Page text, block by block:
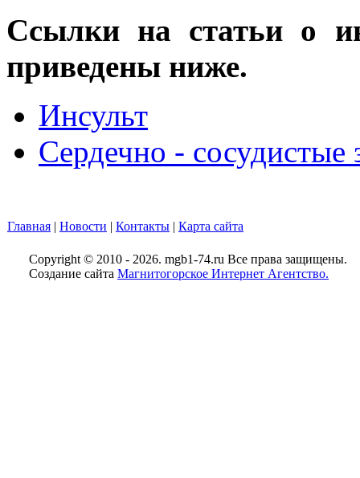
Ссылки на статьи о
приведены ниже.
Инсульт
Сердечно - сосудистые
Главная | Новости | Контакты | Карта сайта
Copyright © 2010 - 2026. mgb1-74.ru Все права защищены.
Создание сайта Магнитогорское Интернет Агентство.